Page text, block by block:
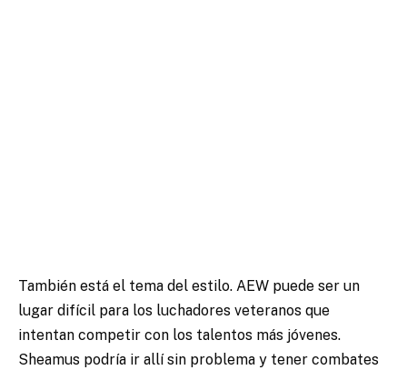
También está el tema del estilo. AEW puede ser un
lugar difícil para los luchadores veteranos que
intentan competir con los talentos más jóvenes.
Sheamus podría ir allí sin problema y tener combates